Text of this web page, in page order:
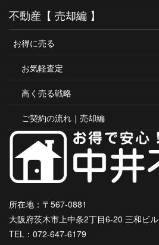
不動産【 売却編 】
お得に売る
お気軽査定
高く売る戦略
ご契約の流れ｜売却編
所在地：〒567-0881
大阪府茨木市上中条2丁目6-20 三和ビル
TEL：072-647-6179